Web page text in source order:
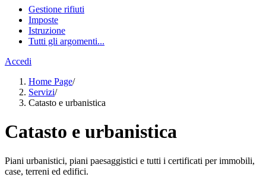
Gestione rifiuti
Imposte
Istruzione
Tutti gli argomenti...
Accedi
Home Page/
Servizi/
Catasto e urbanistica
Catasto e urbanistica
Piani urbanistici, piani paesaggistici e tutti i certificati per immobili,
case, terreni ed edifici.